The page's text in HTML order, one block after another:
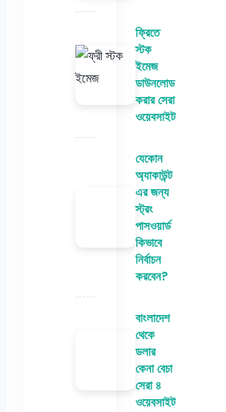
ফ্রিতে
স্টক
ইমেজ
ডাউনলোড
করার সেরা
ওয়েবসাইট
যেকোন
অ্যাকাউন্ট
এর জন্য
স্ট্রং
পাসওয়ার্ড
কিভাবে
নির্বাচন
করবেন?
বাংলাদেশ
থেকে
ডলার
কেনা বেচা
সেরা ৪
ওয়েবসাইট